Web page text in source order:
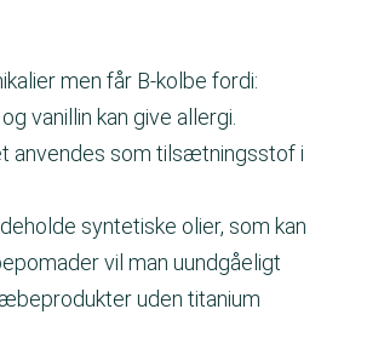
men får B-kolbe fordi:
vanillin kan give allergi.
anvendes som tilsætningsstof i
syntetiske olier, som kan
vil man uundgåeligt
uden titanium